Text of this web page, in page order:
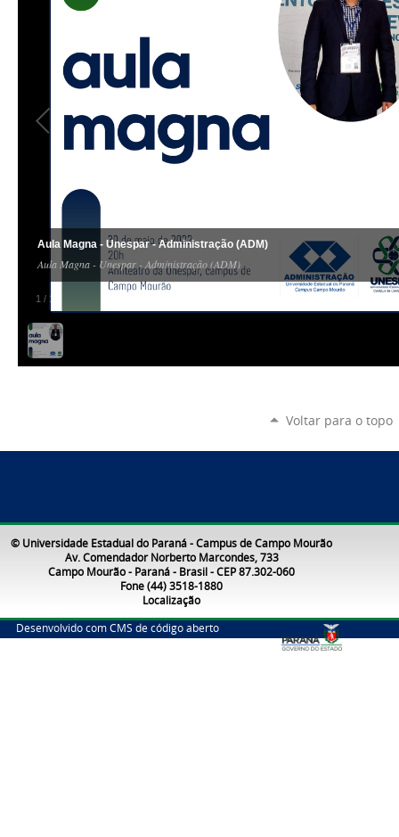
1 / 1
Aula Magna - Unespar - Administração (ADM)
Aula Magna - Unespar - Administração (ADM)
Voltar para o topo
© Universidade Estadual do Paraná - Campus de Campo Mourão
Av. Comendador Norberto Marcondes, 733
Campo Mourão - Paraná - Brasil - CEP 87.302-060
Fone (44) 3518-1880
Localização
Desenvolvido com CMS de código aberto